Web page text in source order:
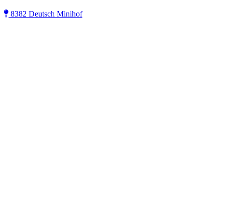
8382 Deutsch Minihof